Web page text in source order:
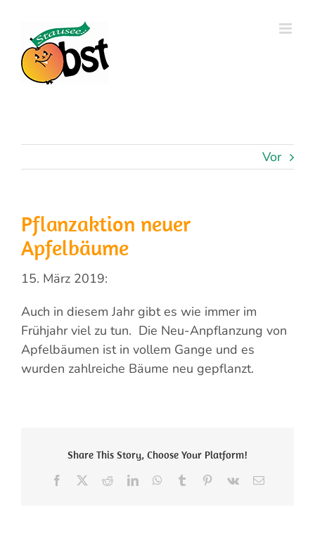
springen
Vor
Pflanzaktion neuer
Apfelbäume
15. März 2019:
Auch in diesem Jahr gibt es wie immer im
Frühjahr viel zu tun. Die Neu-Anpflanzung von
Apfelbäumen ist in vollem Gange und es
wurden zahlreiche Bäume neu gepflanzt.
Share This Story, Choose Your Platform!
Facebook RedditLinkedInWhatsApp
Tumblr Pinterest
Vk
E-